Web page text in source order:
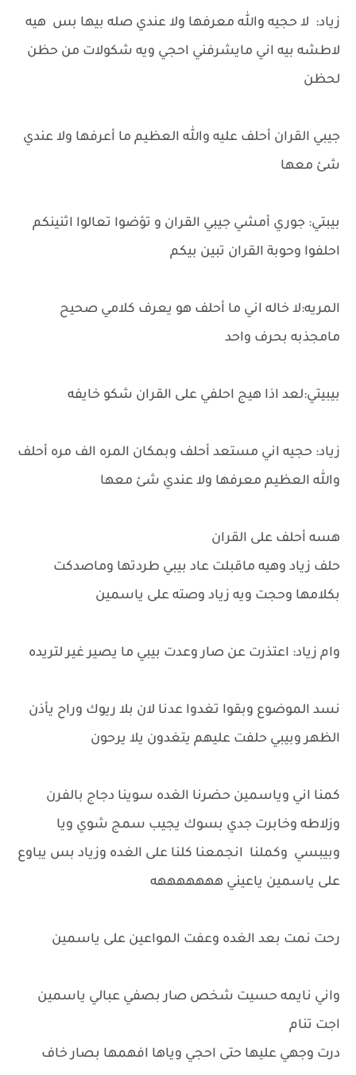
زياد: لا حجيه والله معرفها ولا عندي صله بيها بس هيه
لاطشه بيه اني مايشرفني احجي ويه شكولات من حظن
لحظن
جيبي القران أحلف عليه والله العظيم ما أعرفها ولا عندي
شئ معها
بيبتي: جوري أمشي جيبي القران و تؤضوا تعالوا اثنينكم
احلفوا وحوبة القران تبين بيكم
المريه:لا خاله اني ما أحلف هو يعرف كلامي صحيح
مامجذبه بحرف واحد
بيبيتي:لعد اذا هيج احلفي على القران شكو خايفه
زياد: حجيه اني مستعد أحلف وبمكان المره الف مره أحلف
والله العظيم معرفها ولا عندي شئ معها
هسه أحلف على القران
حلف زياد وهيه ماقبلت عاد بيبي طردتها وماصدكت
بكلامها وحجت ويه زياد وصته على ياسمين
وام زياد: اعتذرت عن صار وعدت بيبي ما يصير غير لتريده
نسد الموضوع وبقوا تغدوا عدنا لان بلا ريوك وراح يأذن
الظهر وبيبي حلفت عليهم يتغدون يلا يرحون
كمنا اني وياسمين حضرنا الغده سوينا دجاج بالفرن
وزلاطه وخابرت جدي بسوك يجيب سمج شوي ويا
وبيبسي وكملنا انجمعنا كلنا على الغده وزياد بس يباوع
على ياسمين ياعيني هههههههه
رحت نمت بعد الغده وعفت المواعين على ياسمين
واني نايمه حسيت شخص صار بصفي عبالي ياسمين
اجت تنام
درت وجهي عليها حتى احجي وياها افهمها بصار خاف